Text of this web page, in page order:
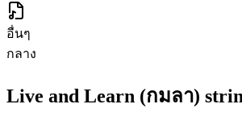
อื่นๆ
กลาง
Live and Learn (กมลา)